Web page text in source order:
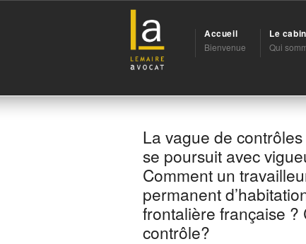
Accueil
Bienvenue
Le
Qui
La vague de
se poursuit avec
Comment un
permanent
frontalière française
contrôle?